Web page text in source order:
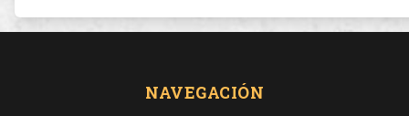
NAVEGACIÓN